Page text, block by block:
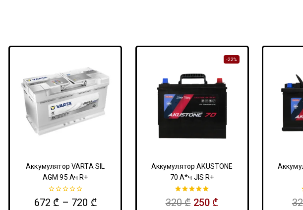
Аккумулятор VARTA SIL
AGM 95 Ач R+
0
из
672 ₾ – 720 ₾
-22%
Аккумулятор AKUSTONE
70 А*ч JIS R+
5.00
из 5
320₾ 250 ₾